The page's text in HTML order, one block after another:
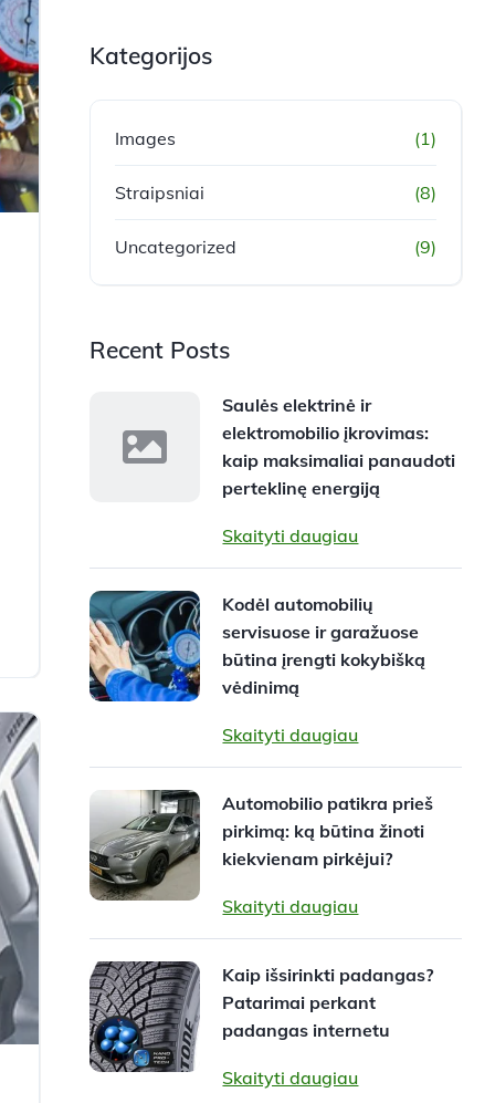
Kategorijos
Images (1)
Straipsniai (8)
Uncategorized (9)
Recent Posts
Saulės elektrinė ir
elektromobilio įkrovimas:
kaip maksimaliai panaudoti
perteklinę energiją
Skaityti daugiau
Kodėl automobilių
servisuose ir garažuose
būtina įrengti kokybišką
vėdinimą
Skaityti daugiau
Automobilio patikra prieš
pirkimą: ką būtina žinoti
kiekvienam pirkėjui?
Skaityti daugiau
Kaip išsirinkti padangas?
Patarimai perkant
padangas internetu
Skaityti daugiau